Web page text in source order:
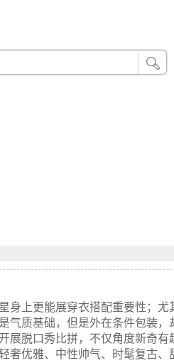
身上更能展穿衣搭配重要性；
质基础，但是外在条件包装，
展脱口秀比拼，不仅角度新奇有
奢优雅、中性帅气、时髦复古